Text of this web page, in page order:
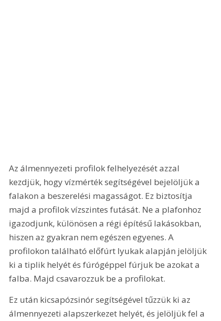
Az álmennyezeti profilok felhelyezését azzal
kezdjük, hogy vízmérték segítségével bejelöljük a
falakon a beszerelési magasságot. Ez biztosítja
majd a profilok vízszintes futását. Ne a plafonhoz
igazodjunk, különösen a régi építésű lakásokban,
hiszen az gyakran nem egészen egyenes. A
profilokon található előfúrt lyukak alapján jelöljük
ki a tiplik helyét és fúrógéppel fúrjuk be azokat a
falba. Majd csavarozzuk be a profilokat.
Ez után kicsapózsinór segítségével tűzzük ki az
álmennyezeti alapszerkezet helyét, és jelöljük fel a